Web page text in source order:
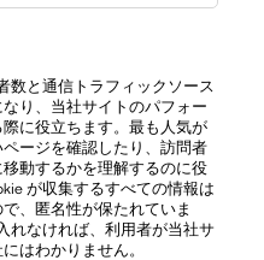
数と通信トラフィックソース
り、当社サイトのパフォー
に役立ちます。最も人気が
ージを確認したり、訪問者
動するかを理解するのに役
が収集するすべての情報は
、匿名性が保たれていま
れなければ、利用者が当社サ
はわかりません。